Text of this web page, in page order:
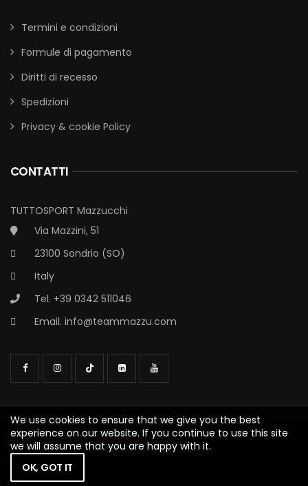
Termini e condizioni
Formule di pagamento
Diritti di recesso
Spedizioni
Privacy & cookie Policy
CONTATTI
TUTTOSPORT Mazzucchi
Via Mazzini, 51
23100 Sondrio (SO)
Italy
Tel. +39 0342 511046
Email. info@teammazzu.com
Made byTRATTO Web Solutions
We use cookies to ensure that we give you the best
experience on our website. If you continue to use this site
we will assume that you are happy with it.
OK, GOT IT